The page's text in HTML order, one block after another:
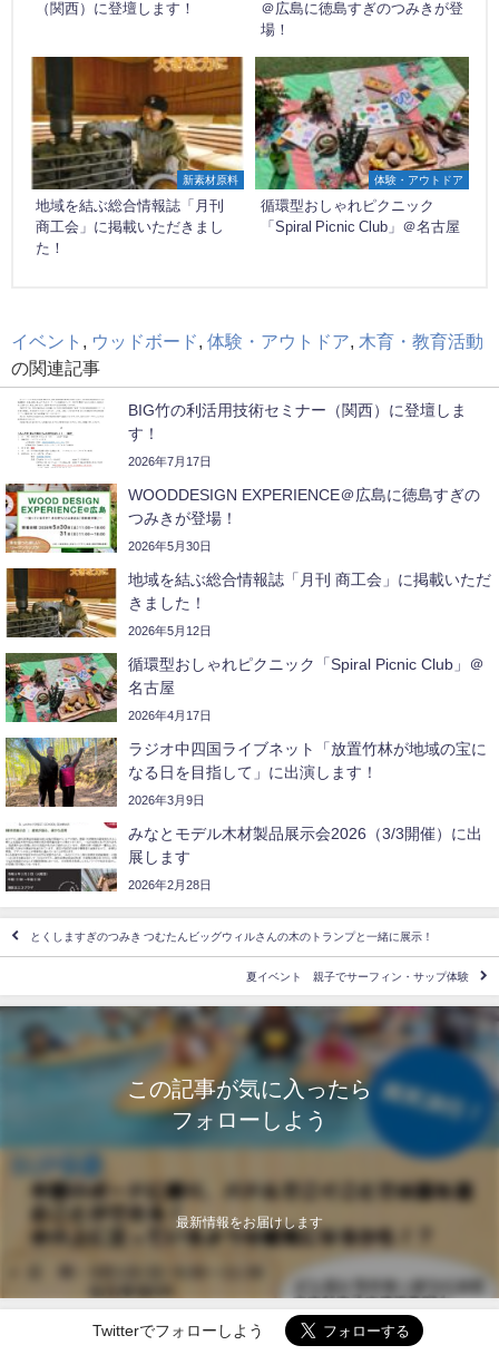
（関西）に登壇します！
＠広島に徳島すぎのつみきが登
場！
新素材原料
地域を結ぶ総合情報誌「月刊
商工会」に掲載いただきまし
た！
体験・アウトドア
循環型おしゃれピクニック
「Spiral Picnic Club」＠名古屋
イベント ウッドボード 体験・アウトドア
木育・教育活動
の関連記事
BIG竹の利活用技術セミナー（関西）に登壇しま
す！
2026年7月17日
WOODDESIGN EXPERIENCE＠広島に徳島すぎの
つみきが登場！
2026年5月30日
地域を結ぶ総合情報誌「月刊 商工会」に掲載いただ
きました！
2026年5月12日
循環型おしゃれピクニック「Spiral Picnic Club」＠
名古屋
2026年4月17日
ラジオ中四国ライブネット「放置竹林が地域の宝に
なる日を目指して」に出演します！
2026年3月9日
みなとモデル木材製品展示会2026（3/3開催）に出
展します
2026年2月28日
とくしますぎのつみき つむたんビッグウィルさんの木のトランプと一緒に展示！
夏イベント 親子でサーフィン・サップ体験
この記事が気に入ったら
フォローしよう
最新情報をお届けします
Twitterでフォローしよう